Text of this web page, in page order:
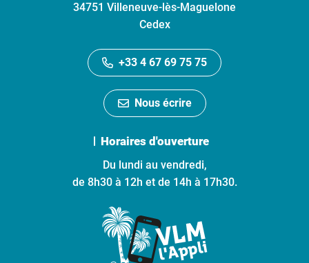
34751 Villeneuve-lès-Maguelone
Cedex
+33 4 67 69 75 75
Nous écrire
Horaires d'ouverture
Du lundi au vendredi,
de 8h30 à 12h et de 14h à 17h30.